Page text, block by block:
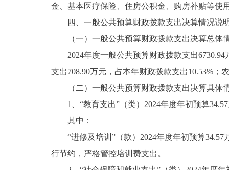
金、基本医疗保险、住房公积金、购房补贴等使
四、一般公共预算财政拨款支出决算情况说
（一）一般公共预算财政拨款支出决算总体
2024年度一般公共预算财政拨款支出6730.94
支出708.90万元，占本年财政拨款支出10.53%；
（二）一般公共预算财政拨款支出决算具体
1、“教育支出”（类）2024年度年初预算34.57
其中：
“进修及培训”（款）2024年度年初预算34.57
行节约，严格管控培训费支出。